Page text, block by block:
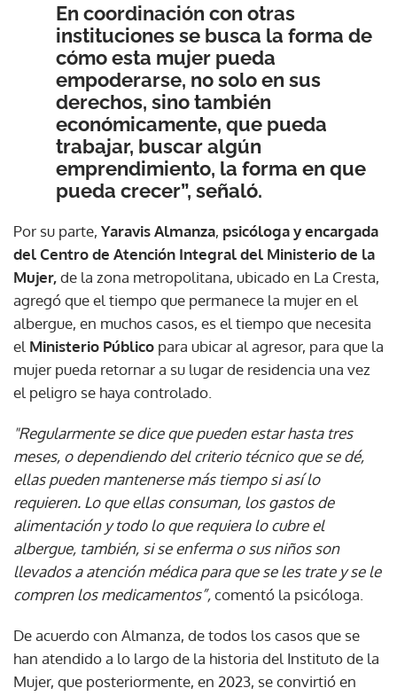
En coordinación con otras
instituciones se busca la forma de
cómo esta mujer pueda
empoderarse, no solo en sus
derechos, sino también
económicamente, que pueda
trabajar, buscar algún
emprendimiento, la forma en que
pueda crecer”, señaló.
Por su parte, Yaravis Almanza, psicóloga y encargada
del Centro de Atención Integral del Ministerio de la
Mujer,de la zona metropolitana, ubicado en La Cresta,
agregó que el tiempo que permanece la mujer en el
albergue, en muchos casos, es el tiempo que necesita
el Ministerio Público para ubicar al agresor, para que la
mujer pueda retornar a su lugar de residencia una vez
el peligro se haya controlado.
"Regularmente se dice que pueden estar hasta tres
meses, o dependiendo del criterio técnico que se dé,
ellas pueden mantenerse más tiempo si así lo
requieren. Lo que ellas consuman, los gastos de
alimentación y todo lo que requiera lo cubre el
albergue, también, si se enferma o sus niños son
llevados a atención médica para que se les trate y se le
compren los medicamentos”,comentó la psicóloga.
De acuerdo con Almanza, de todos los casos que se
han atendido a lo largo de la historia del Instituto de la
Mujer, que posteriormente, en 2023, se convirtió en